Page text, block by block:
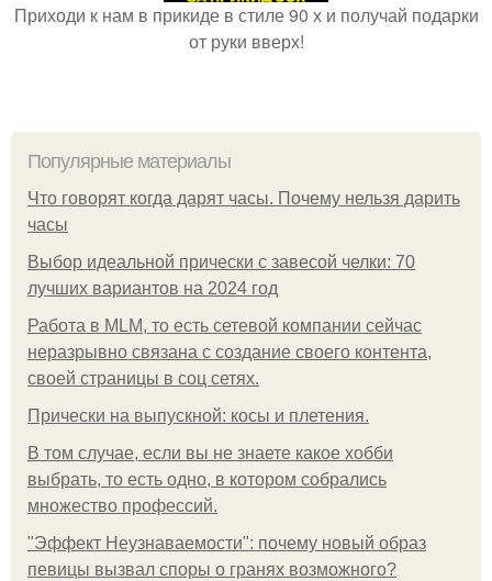
Приходи к нам в прикиде в стиле 90 х и получай подарки
от руки вверх!
Популярные материалы
Что говорят когда дарят часы. Почему нельзя дарить
часы
Выбор идеальной прически с завесой челки: 70
лучших вариантов на 2024 год
Работа в MLM, то есть сетевой компании сейчас
неразрывно связана с создание своего контента,
своей страницы в соц сетях.
Прически на выпускной: косы и плетения.
В том случае, если вы не знаете какое хобби
выбрать, то есть одно, в котором собрались
множество профессий.
"Эффект Неузнаваемости": почему новый образ
певицы вызвал споры о гранях возможного?